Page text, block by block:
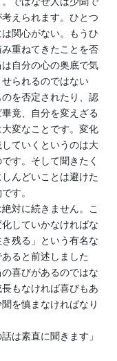
えられます。ひとつ
関心がない。もうひ
重ねてきたことを否
自分の心の奥底で気
られるのではない
を否定されたり、認
竟、自分を変えざる
変なことです。変化
ていくというのは大
す。そして聞きたく
んどいことは避けた
す。
対に続きません。こ
していかなければな
残る」という有名な
ると前述しました
喜びがあるのではな
もなければ喜びもあ
を慎まなければなり
は素直に聞きます」